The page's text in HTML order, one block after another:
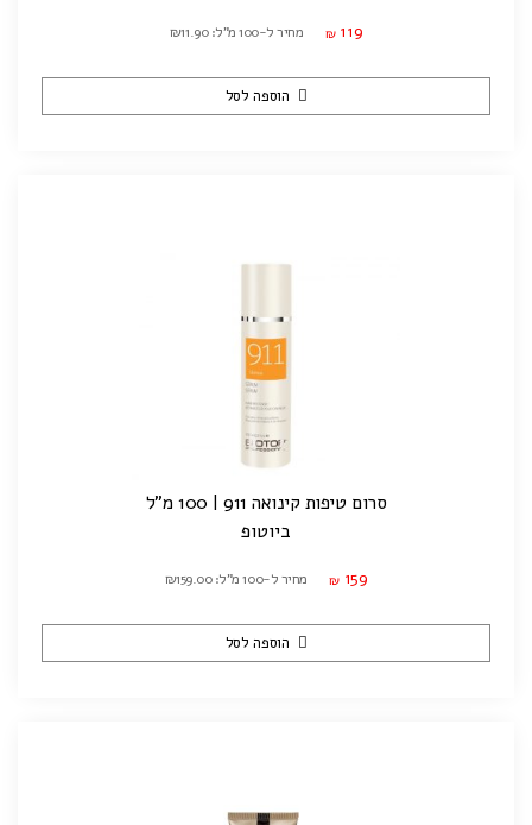
₪ 119 מחיר ל-100 מ"ל: ₪11.90
הוספה לסל
סרום טיפות קינואה 911 | 100 מ"ל
ביוטופ
₪ 159 מחיר ל-100 מ"ל: ₪159.00
הוספה לסל